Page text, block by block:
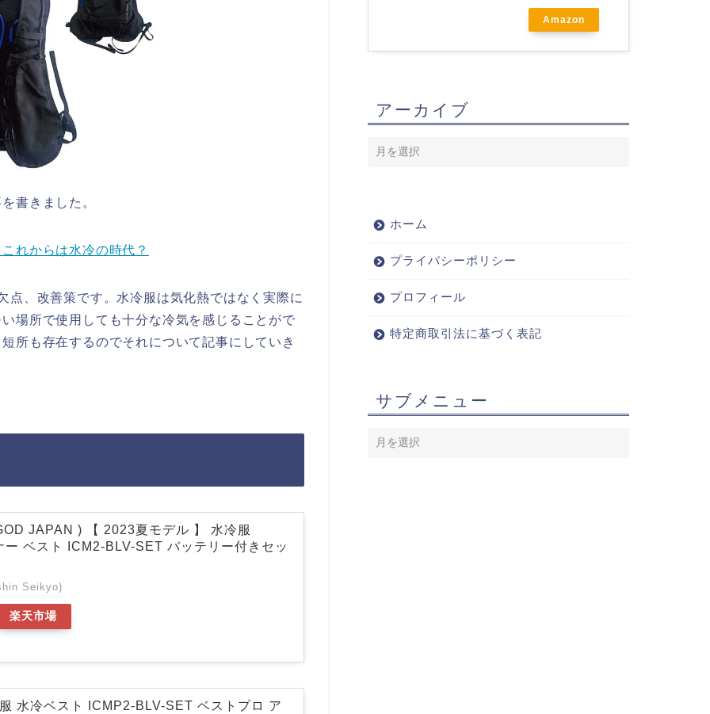
書きました。
れからは水冷の時代？
点、改善策です。水冷服は気化熱ではなく実際に
場所で使用しても十分な冷気を感じることがで
所も存在するのでそれについて記事にしていき
JAPAN ) 【 2023夏モデル 】 水冷服
ベスト ICM2-BLV-SET バッテリー付きセッ
Seikyo)
楽天市場
水冷ベスト ICMP2-BLV-SET ベストプロ ア
Amazon
アーカイブ
ホーム
プライバシーポリシー
プロフィール
特定商取引法に基づく表記
サブメニュー